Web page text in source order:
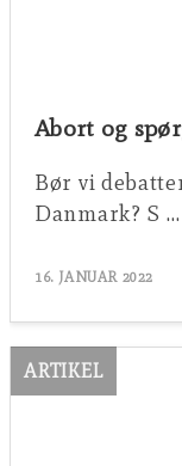
Abort og
Bør vi
Danmark? S …
16. JANUAR 2022
ARTIKEL